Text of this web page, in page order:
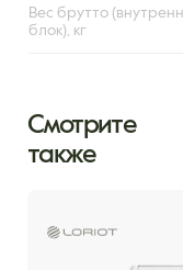
Вес брутто
блок), кг
Смотрите
также